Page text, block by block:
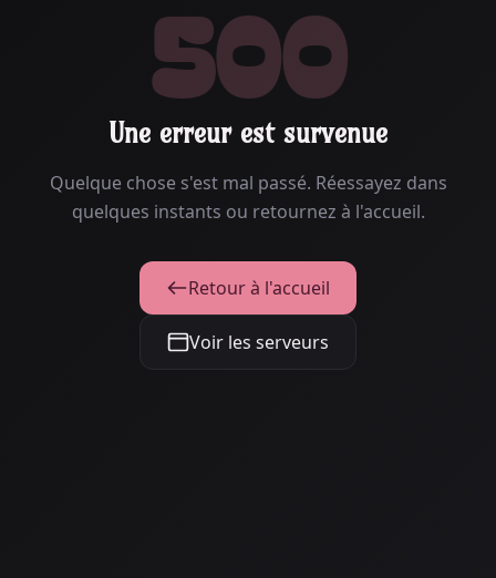
500
Une erreur est survenue
Quelque chose s'est mal passé. Réessayez dans
quelques instants ou retournez à l'accueil.
Retour à l'accueil
Voir les serveurs